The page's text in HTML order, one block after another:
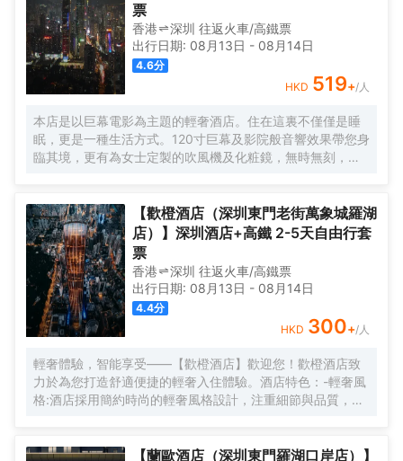
票
香港 深圳 往返火車/高鐵票
出行日期: 08月13日 - 08月14日
4.6分
HKD 519+/人
本店是以巨幕電影為主題的輕奢酒店。住在這裏不僅僅是睡
眠，更是一種生活方式。120寸巨幕及影院般音響效果帶您身
臨其境，更有為女士定製的吹風機及化粧鏡，無時無刻，呈
【歡橙酒店（深圳東門老街萬象城羅湖
店）】深圳酒店+高鐵 2-5天自由行套
票
香港 深圳 往返火車/高鐵票
出行日期: 08月13日 - 08月14日
4.4分
HKD 300+/人
輕奢體驗，智能享受——【歡橙酒店】歡迎您！歡橙酒店致
力於為您打造舒適便捷的輕奢入住體驗。酒店特色：-輕奢風
格:酒店採用簡約時尚的輕奢風格設計，注重細節與品質，為
技帶來的便捷。-舒適享受:24小時熱水即開即熱，無需等
【蘭歐酒店（深圳東門羅湖口岸店）】